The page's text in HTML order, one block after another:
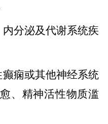
分泌及代谢系统疾
痫或其他神经系统
、精神活性物质滥